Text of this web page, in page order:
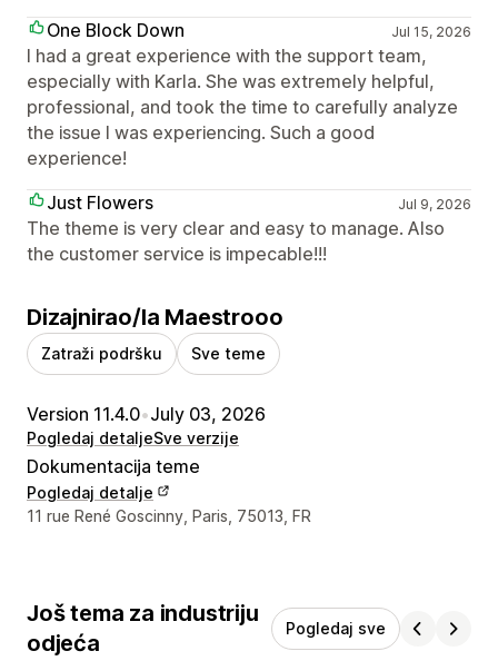
One Block Down
Jul 15, 2026
I had a great experience with the support team,
especially with Karla. She was extremely helpful,
professional, and took the time to carefully analyze
the issue I was experiencing. Such a good
experience!
Just Flowers
Jul 9, 2026
The theme is very clear and easy to manage. Also
the customer service is impecable!!!
Dizajnirao/la Maestrooo
Zatraži podršku Sve teme
Version 11.4.0•July 03, 2026
Pogledaj detaljeSve verzije
Dokumentacija teme
Pogledaj detalje
Podaci za kontakt dizajnera
11 rue René Goscinny, Paris, 75013, FR
Još tema za industriju
odjeća
Pogledaj sve